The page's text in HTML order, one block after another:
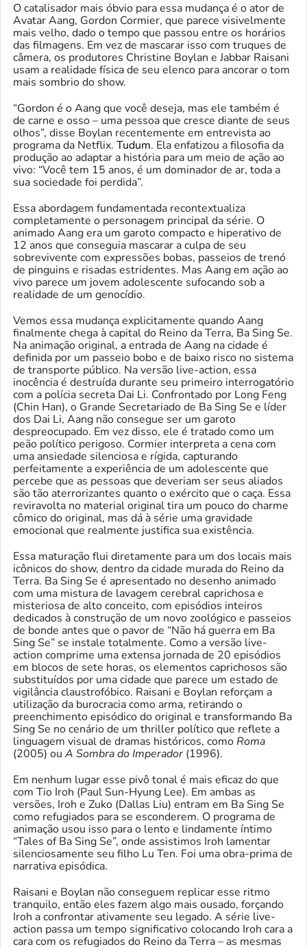
O catalisador mais óbvio para essa mudança é o ator de
Avatar Aang, Gordon Cormier, que parece visivelmente
mais velho, dado o tempo que passou entre os horários
das filmagens. Em vez de mascarar isso com truques de
câmera, os produtores Christine Boylan e Jabbar Raisani
usam a realidade física de seu elenco para ancorar o tom
mais sombrio do show.
“Gordon é o Aang que você deseja, mas ele também é
de carne e osso – uma pessoa que cresce diante de seus
olhos”, disse Boylan recentemente em entrevista ao
programa da Netflix. Tudum. Ela enfatizou a filosofia da
produção ao adaptar a história para um meio de ação ao
vivo: “Você tem 15 anos, é um dominador de ar, toda a
sua sociedade foi perdida”.
Essa abordagem fundamentada recontextualiza
completamente o personagem principal da série. O
animado Aang era um garoto compacto e hiperativo de
12 anos que conseguia mascarar a culpa de seu
sobrevivente com expressões bobas, passeios de trenó
de pinguins e risadas estridentes. Mas Aang em ação ao
vivo parece um jovem adolescente sufocando sob a
realidade de um genocídio.
Vemos essa mudança explicitamente quando Aang
finalmente chega à capital do Reino da Terra, Ba Sing Se.
Na animação original, a entrada de Aang na cidade é
definida por um passeio bobo e de baixo risco no sistema
de transporte público. Na versão live-action, essa
inocência é destruída durante seu primeiro interrogatório
com a polícia secreta Dai Li. Confrontado por Long Feng
(Chin Han), o Grande Secretariado de Ba Sing Se e líder
dos Dai Li, Aang não consegue ser um garoto
despreocupado. Em vez disso, ele é tratado como um
peão político perigoso. Cormier interpreta a cena com
uma ansiedade silenciosa e rígida, capturando
perfeitamente a experiência de um adolescente que
percebe que as pessoas que deveriam ser seus aliados
são tão aterrorizantes quanto o exército que o caça. Essa
reviravolta no material original tira um pouco do charme
cômico do original, mas dá à série uma gravidade
emocional que realmente justifica sua existência.
Essa maturação flui diretamente para um dos locais mais
icônicos do show, dentro da cidade murada do Reino da
Terra. Ba Sing Se é apresentado no desenho animado
com uma mistura de lavagem cerebral caprichosa e
misteriosa de alto conceito, com episódios inteiros
dedicados à construção de um novo zoológico e passeios
de bonde antes que o pavor de “Não há guerra em Ba
Sing Se” se instale totalmente. Como a versão live-
action comprime uma extensa jornada de 20 episódios
em blocos de sete horas, os elementos caprichosos são
substituídos por uma cidade que parece um estado de
vigilância claustrofóbico. Raisani e Boylan reforçam a
utilização da burocracia como arma, retirando o
preenchimento episódico do original e transformando Ba
Sing Se no cenário de um thriller político que reflete a
linguagem visual de dramas históricos, como Roma
(2005) ou A Sombra do Imperador (1996).
Em nenhum lugar esse pivô tonal é mais eficaz do que
com Tio Iroh (Paul Sun-Hyung Lee). Em ambas as
versões, Iroh e Zuko (Dallas Liu) entram em Ba Sing Se
como refugiados para se esconderem. O programa de
animação usou isso para o lento e lindamente íntimo
“Tales of Ba Sing Se”, onde assistimos Iroh lamentar
silenciosamente seu filho Lu Ten. Foi uma obra-prima de
narrativa episódica.
Raisani e Boylan não conseguem replicar esse ritmo
tranquilo, então eles fazem algo mais ousado, forçando
Iroh a confrontar ativamente seu legado. A série live-
action passa um tempo significativo colocando Iroh cara a
cara com os refugiados do Reino da Terra – as mesmas